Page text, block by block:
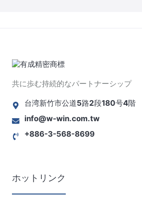
共に歩む持続的なパートナーシップ
台湾新竹市公道5路2段180号4階
info@w-win.com.tw
+886-3-568-8699
ホットリンク